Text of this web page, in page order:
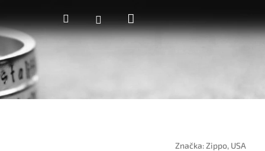
HledatPřihlášeníNákupní
košík
Značka:Zippo, USA